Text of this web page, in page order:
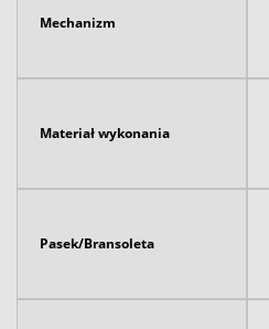
Mechanizm
Materiał wykonania
Pasek/Bransoleta